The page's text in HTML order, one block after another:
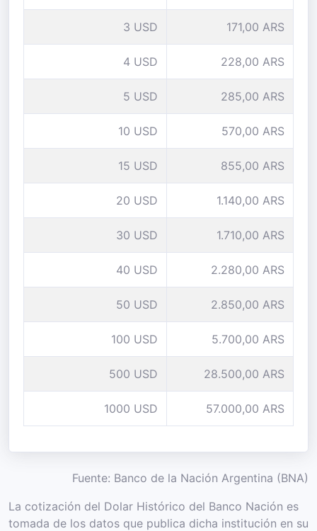
3 USD 171,00 ARS
4 USD 228,00 ARS
5 USD 285,00 ARS
10 USD 570,00 ARS
15 USD 855,00 ARS
20 USD 1.140,00 ARS
30 USD 1.710,00 ARS
40 USD 2.280,00 ARS
50 USD 2.850,00 ARS
100 USD 5.700,00 ARS
500 USD 28.500,00 ARS
1000 USD 57.000,00 ARS
Fuente: Banco de la Nación Argentina (BNA)
La cotización del Dolar Histórico del Banco Nación es
tomada de los datos que publica dicha institución en su